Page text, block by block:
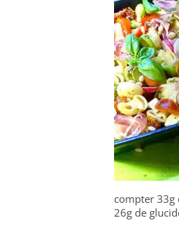
compter 33g
26g de